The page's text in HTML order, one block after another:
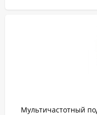
Мультичастотный